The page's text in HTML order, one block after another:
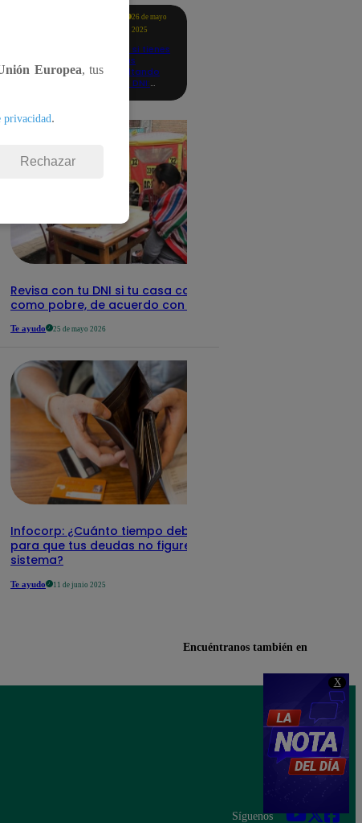
X
26 de mayo
2025
Revisa si tienes
deudas
consultando
con tu DNI:
detalles
Revisa con tu DNI si tu casa califica
como pobre, de acuerdo con el Sisfoh
Te ayudo 25 de mayo 2026
Infocorp: ¿Cuánto tiempo debe pasar
para que tus deudas no figuren en su
sistema?
Te ayudo 11 de junio 2025
Europea, tus
privacidad.
Rechazar
Encuéntranos también en
Síguenos